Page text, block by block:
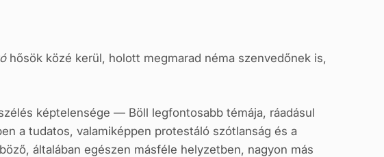
hősök közé kerül, holott megmarad néma szenvedőnek is,
képtelensége — Böll legfontosabb témája, ráadásul
a tudatos, valamiképpen protestáló szótlanság és a
általában egészen másféle helyzetben, nagyon más